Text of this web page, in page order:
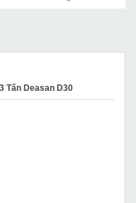
Tấn Deasan D30